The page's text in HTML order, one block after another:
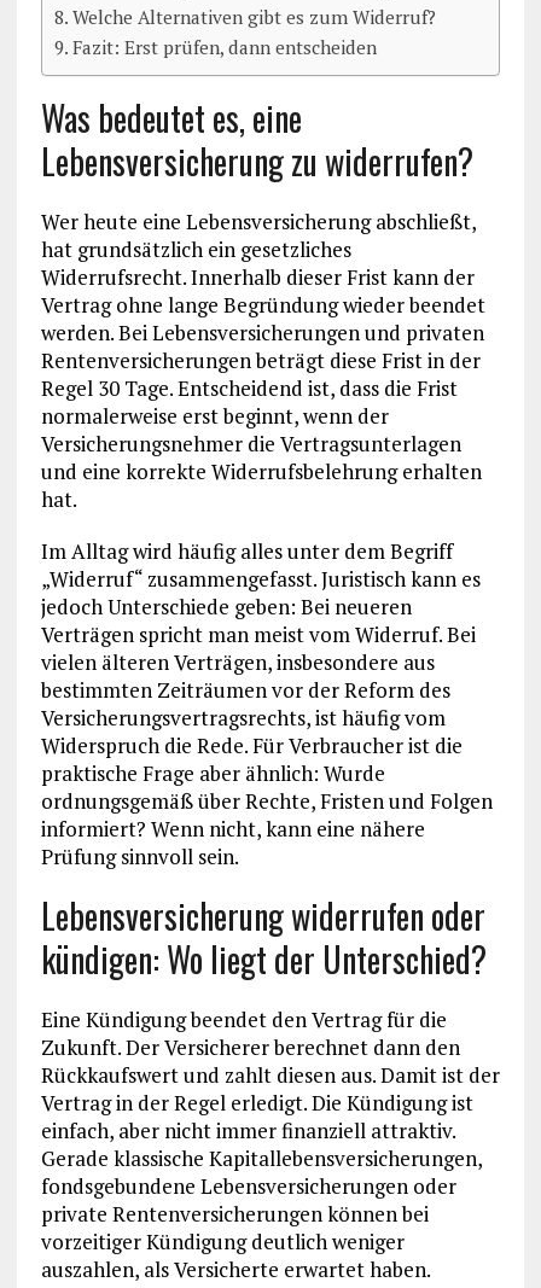
Welche Alternativen gibt es zum Widerruf?
Fazit: Erst prüfen, dann entscheiden
Was bedeutet es, eine
Lebensversicherung zu widerrufen?
Wer heute eine Lebensversicherung abschließt,
hat grundsätzlich ein gesetzliches
Widerrufsrecht. Innerhalb dieser Frist kann der
Vertrag ohne lange Begründung wieder beendet
werden. Bei Lebensversicherungen und privaten
Rentenversicherungen beträgt diese Frist in der
Regel 30 Tage. Entscheidend ist, dass die Frist
normalerweise erst beginnt, wenn der
Versicherungsnehmer die Vertragsunterlagen
und eine korrekte Widerrufsbelehrung erhalten
hat.
Im Alltag wird häufig alles unter dem Begriff
„Widerruf“ zusammengefasst. Juristisch kann es
jedoch Unterschiede geben: Bei neueren
Verträgen spricht man meist vom Widerruf. Bei
vielen älteren Verträgen, insbesondere aus
bestimmten Zeiträumen vor der Reform des
Versicherungsvertragsrechts, ist häufig vom
Widerspruch die Rede. Für Verbraucher ist die
praktische Frage aber ähnlich: Wurde
ordnungsgemäß über Rechte, Fristen und Folgen
informiert? Wenn nicht, kann eine nähere
Prüfung sinnvoll sein.
Lebensversicherung widerrufen oder
kündigen: Wo liegt der Unterschied?
Eine Kündigung beendet den Vertrag für die
Zukunft. Der Versicherer berechnet dann den
Rückkaufswert und zahlt diesen aus. Damit ist der
Vertrag in der Regel erledigt. Die Kündigung ist
einfach, aber nicht immer finanziell attraktiv.
Gerade klassische Kapitallebensversicherungen,
fondsgebundene Lebensversicherungen oder
private Rentenversicherungen können bei
vorzeitiger Kündigung deutlich weniger
auszahlen, als Versicherte erwartet haben.